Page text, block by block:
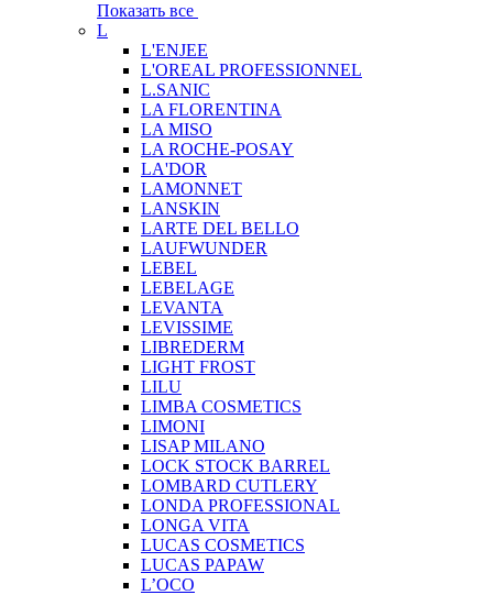
Показать все
L
L'ENJEE
L'OREAL PROFESSIONNEL
L.SANIC
LA FLORENTINA
LA MISO
LA ROCHE-POSAY
LA'DOR
LAMONNET
LANSKIN
LARTE DEL BELLO
LAUFWUNDER
LEBEL
LEBELAGE
LEVANTA
LEVISSIME
LIBREDERM
LIGHT FROST
LILU
LIMBA COSMETICS
LIMONI
LISAP MILANO
LOCK STOCK BARREL
LOMBARD CUTLERY
LONDA PROFESSIONAL
LONGA VITA
LUCAS COSMETICS
LUCAS PAPAW
L’OCO